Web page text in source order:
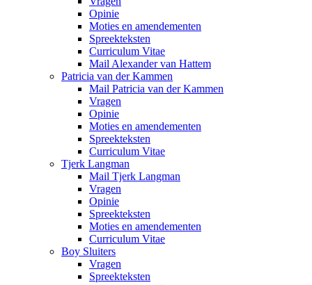
Opinie
Moties en amendementen
Spreekteksten
Curriculum Vitae
Mail Alexander van Hattem
Patricia van der Kammen
Mail Patricia van der Kammen
Vragen
Opinie
Moties en amendementen
Spreekteksten
Curriculum Vitae
Tjerk Langman
Mail Tjerk Langman
Vragen
Opinie
Spreekteksten
Moties en amendementen
Curriculum Vitae
Boy Sluiters
Vragen
Spreekteksten